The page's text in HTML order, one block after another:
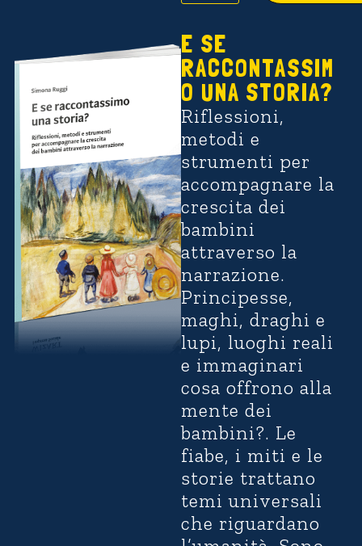
E SE
RACCONTASSIM
O UNA STORIA?
Riflessioni,
metodi e
strumenti per
accompagnare la
crescita dei
bambini
attraverso la
narrazione.
Principesse,
maghi, draghi e
lupi, luoghi reali
e immaginari
cosa offrono alla
mente dei
bambini?. Le
fiabe, i miti e le
storie trattano
temi universali
che riguardano